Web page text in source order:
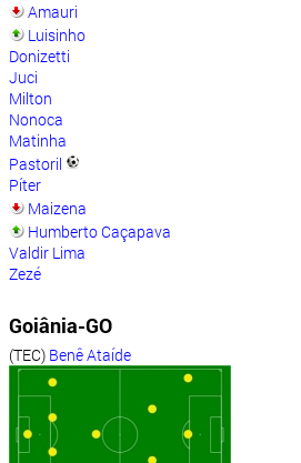
Amauri
Luisinho
Donizetti
Juci
Milton
Nonoca
Matinha
Pastoril
Píter
Maizena
Humberto Caçapava
Valdir Lima
Zezé
Goiânia-GO
(TEC) Benê Ataíde